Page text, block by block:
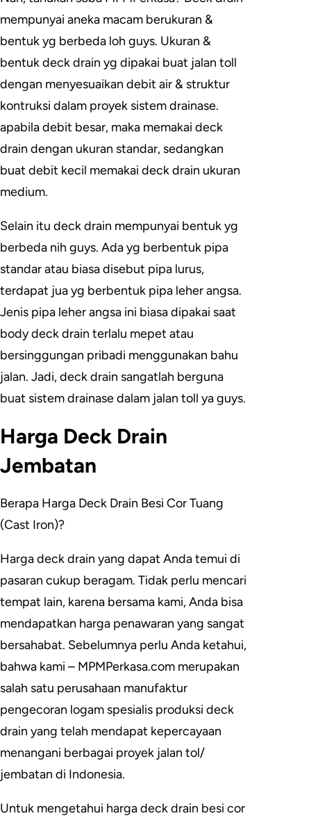
mempunyai aneka macam berukuran &
bentuk yg berbeda loh guys. Ukuran &
bentuk deck drain yg dipakai buat jalan toll
dengan menyesuaikan debit air & struktur
kontruksi dalam proyek sistem drainase.
apabila debit besar, maka memakai deck
drain dengan ukuran standar, sedangkan
buat debit kecil memakai deck drain ukuran
medium.
Selain itu deck drain mempunyai bentuk yg
berbeda nih guys. Ada yg berbentuk pipa
standar atau biasa disebut pipa lurus,
terdapat jua yg berbentuk pipa leher angsa.
Jenis pipa leher angsa ini biasa dipakai saat
body deck drain terlalu mepet atau
bersinggungan pribadi menggunakan bahu
jalan. Jadi, deck drain sangatlah berguna
buat sistem drainase dalam jalan toll ya guys.
Harga Deck Drain
Jembatan
Berapa Harga Deck Drain Besi Cor Tuang
(Cast Iron)?
Harga deck drain yang dapat Anda temui di
pasaran cukup beragam. Tidak perlu mencari
tempat lain, karena bersama kami, Anda bisa
mendapatkan harga penawaran yang sangat
bersahabat. Sebelumnya perlu Anda ketahui,
bahwa kami – MPMPerkasa.com merupakan
salah satu perusahaan manufaktur
pengecoran logam spesialis produksi deck
drain yang telah mendapat kepercayaan
menangani berbagai proyek jalan tol/
jembatan di Indonesia.
Untuk mengetahui harga deck drain besi cor